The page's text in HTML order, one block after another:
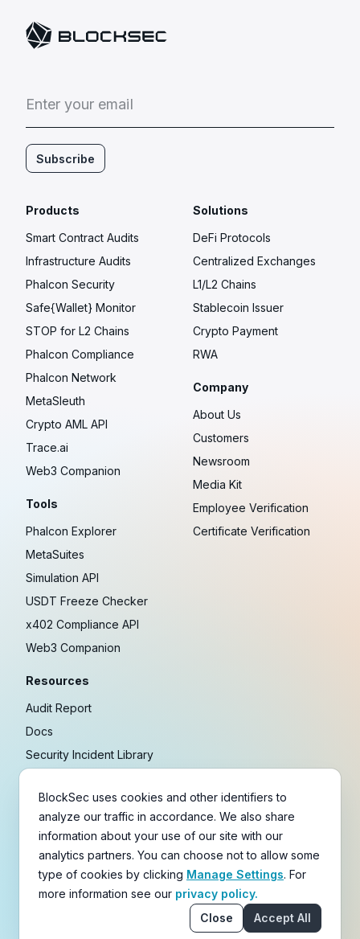
Enter your email
Subscribe
Products
Smart Contract Audits
Infrastructure Audits
Phalcon Security
Safe{Wallet} Monitor
STOP for L2 Chains
Phalcon Compliance
Phalcon Network
MetaSleuth
Crypto AML API
Trace.ai
Web3 Companion
Tools
Phalcon Explorer
MetaSuites
Simulation API
USDT Freeze Checker
x402 Compliance API
Web3 Companion
Resources
Audit Report
Docs
Security Incident Library
Research
Guides
Crypto Payment Playbook
Solutions
DeFi Protocols
Centralized Exchanges
L1/L2 Chains
Stablecoin Issuer
Crypto Payment
RWA
Company
About Us
Customers
Newsroom
Media Kit
Employee Verification
Certificate Verification
Copyright © 2021-2026BlockSec
Terms & Policies & Disclaimer
TelegramYouTubeLinkedinGitHub
BlockSec uses cookies and other identifiers to
analyze our traffic in accordance. We also share
information about your use of our site with our
analytics partners. You can choose not to allow some
type of cookies by clicking Manage Settings. For
more information see our privacy policy.
Close
Accept All